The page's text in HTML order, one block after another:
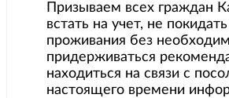
Призываем всех граждан
встать на учет, не
проживания без
придерживаться
находиться на связи с
настоящего времени